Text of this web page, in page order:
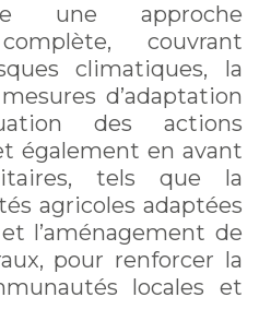
une approche
couvrant
climatiques, la
d’adaptation
des actions
également en avant
tels que la
agricoles adaptées
l’aménagement de
pour renforcer la
locales et